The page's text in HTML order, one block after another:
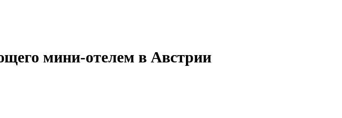
мини-отелем в Австрии